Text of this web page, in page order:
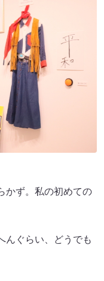
かず。私の初めての
ぐらい、どうでも